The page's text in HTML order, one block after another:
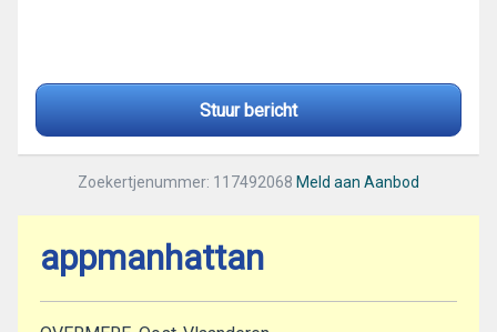
Stuur bericht
Zoekertjenummer: 117492068 Meld aan Aanbod
appmanhattan